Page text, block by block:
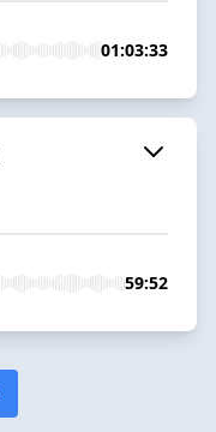
01:03:33
59:52